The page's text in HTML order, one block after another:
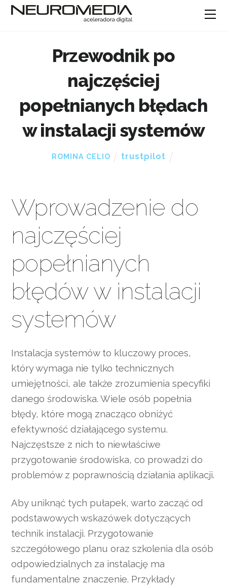
Przewodnik po
najczęściej
popełnianych błędach
w instalacji systemów
ROMINA CELIO trustpilot
Wprowadzenie do
najczęściej
popełnianych
błędów w instalacji
systemów
Instalacja systemów to kluczowy proces,
który wymaga nie tylko technicznych
umiejętności, ale także zrozumienia specyfiki
danego środowiska. Wiele osób popełnia
błędy, które mogą znacząco obniżyć
efektywność działającego systemu.
Najczęstsze z nich to niewłaściwe
przygotowanie środowiska, co prowadzi do
problemów z poprawnością działania aplikacji.
Aby uniknąć tych pułapek, warto zacząć od
podstawowych wskazówek dotyczących
technik instalacji. Przygotowanie
szczegółowego planu oraz szkolenia dla osób
odpowiedzialnych za instalację ma
fundamentalne znaczenie. Przykłady